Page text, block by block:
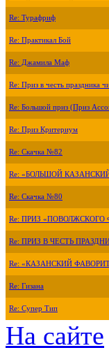
Re: Турафриф
Re: Практикал Бой
Re: Джамила Маф
Re: Приз в честь праздника
Re: Большой приз (Приз
Re: Приз Критериум
Re: Скачка №82
Re: «БОЛЬШОЙ
Re: Скачка №80
Re: ПРИЗ
Re: ПРИЗ В ЧЕСТЬ
Re: «КАЗАНСКИЙ
Re: Гизана
Re: Супер Тип
На сайте